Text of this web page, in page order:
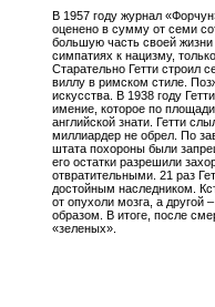
В 1957 году журнал
оценено в сумму от семи
большую часть своей жизни
симпатиях к нацизму,
Старательно Гетти строил
виллу в римском стиле.
искусства. В 1938 году
имение, которое по
английской знати. Гетти
миллиардер не обрел. По
штата похороны были
его остатки разрешили
отвратительными. 21 раз
достойным наследником.
от опухоли мозга, а другой
образом. В итоге, после
«зеленых».